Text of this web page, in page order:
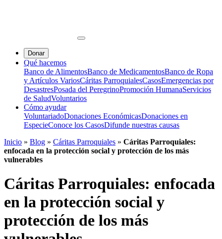
Donar
Qué hacemos
Banco de AlimentosBanco de MedicamentosBanco de Ropa
y Artículos VariosCáritas ParroquialesCasosEmergencias por
DesastresPosada del PeregrinoPromoción HumanaServicios
de SaludVoluntarios
Cómo ayudar
VoluntariadoDonaciones EconómicasDonaciones en
EspecieConoce los CasosDifunde nuestras causas
Inicio » Blog » Cáritas Parroquiales » Cáritas Parroquiales:
enfocada en la protección social y protección de los más
vulnerables
Cáritas Parroquiales: enfocada
en la protección social y
protección de los más